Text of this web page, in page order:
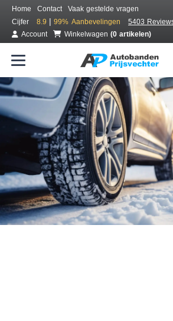
Home Contact
Vaak gestelde vragen
Cijfer
8.9 | 99% Aanbevelingen
5403
Account
Winkelwagen (0 artikelen)
Bestel voordelig
Gratis bezorgd of montage bij jou in de
Seizoen:
Merken: